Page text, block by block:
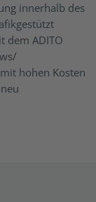
innerhalb des
dem ADITO
hohen Kosten